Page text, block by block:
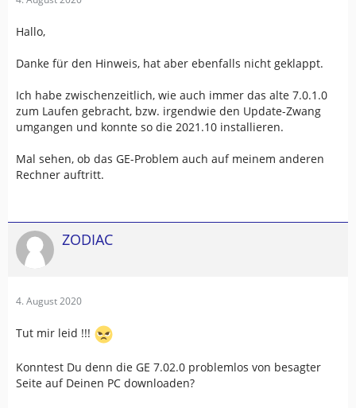
Hallo,
Danke für den Hinweis, hat aber ebenfalls nicht geklappt.
Ich habe zwischenzeitlich, wie auch immer das alte 7.0.1.0
zum Laufen gebracht, bzw. irgendwie den Update-Zwang
umgangen und konnte so die 2021.10 installieren.
Mal sehen, ob das GE-Problem auch auf meinem anderen
Rechner auftritt.
ZODIAC
4. August 2020
Tut mir leid !!!
Konntest Du denn die GE 7.02.0 problemlos von besagter
Seite auf Deinen PC downloaden?